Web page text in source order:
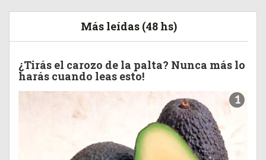
Más leídas (48 hs)
¿Tirás el carozo de la palta? Nunca más lo
harás cuando leas esto!
1